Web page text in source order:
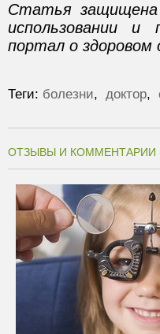
Статья защищена
использовании и
портал о здоровом
Теги: болезни, доктор,
ОТЗЫВЫ И КОММЕНТАРИИ